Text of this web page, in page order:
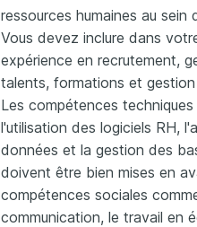
ressources humaines au sein
Vous devez inclure dans
expérience en recrutement,
talents, formations et
Les compétences techniques
l'utilisation des logiciels RH,
données et la gestion des
doivent être bien mises en
compétences sociales
communication, le travail en